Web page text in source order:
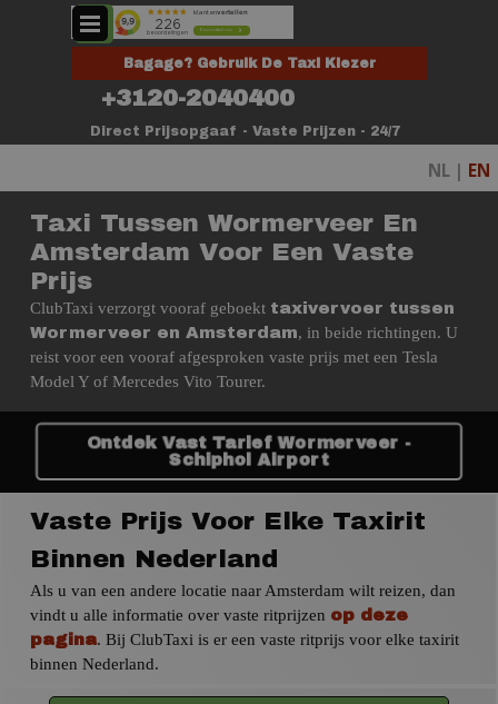
Ga naar de inhoud
Bagage? Gebruik De Taxi Kiezer
+3120-2040400
Direct Prijsopgaaf - Vaste Prijzen - 24/7
Menu overslaan
NL | EN
Taxi Tussen Wormerveer En
Amsterdam Voor Een Vaste
Prijs
ClubTaxi verzorgt vooraf geboekt taxivervoer tussen
Wormerveer en Amsterdam, in beide richtingen. U
reist voor een vooraf afgesproken vaste prijs met een Tesla
Model Y of Mercedes Vito Tourer.
Ontdek Vast Tarief Wormerveer -
Schiphol Airport
Vaste Prijs Voor Elke Taxirit
Binnen Nederland
Als u van een andere locatie naar Amsterdam wilt reizen, dan
vindt u alle informatie over vaste ritprijzen op deze
pagina. Bij ClubTaxi is er een vaste ritprijs voor elke taxirit
binnen Nederland.